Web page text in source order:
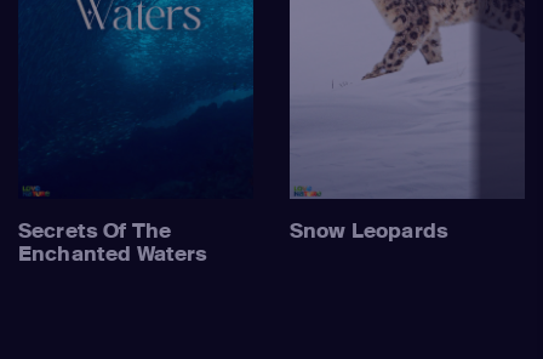
Secrets Of The
Enchanted Waters
Snow Leopards